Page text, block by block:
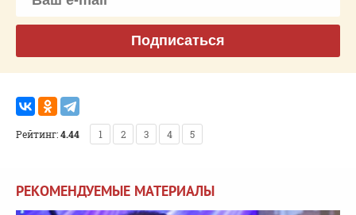
Подписаться
Рейтинг:4.44 1 2 3 4 5
РЕКОМЕНДУЕМЫЕ МАТЕРИАЛЫ